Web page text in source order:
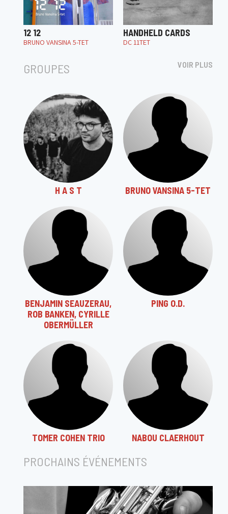
12 12
BRUNO VANSINA 5-TET
HANDHELD CARDS
DC 11TET
GROUPES VOIR PLUS
H A S T BRUNO VANSINA 5-TET
BENJAMIN SEAUZERAU,
ROB BANKEN, CYRILLE
OBERMÜLLER
PING O.D.
TOMER COHEN TRIO NABOU CLAERHOUT
PROCHAINS ÉVÉNEMENTS